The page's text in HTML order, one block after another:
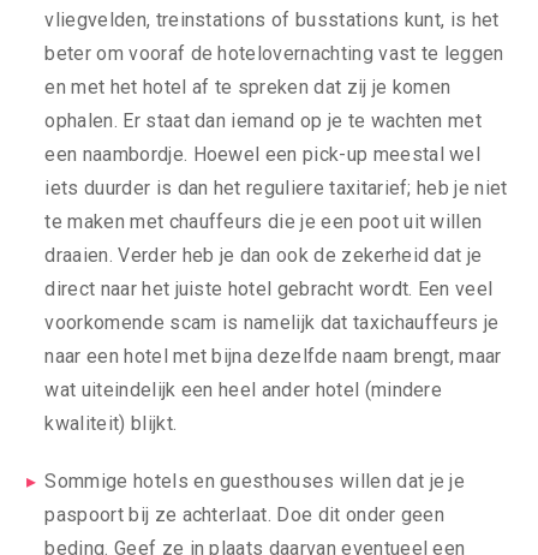
vliegvelden, treinstations of busstations kunt, is het
beter om vooraf de hotelovernachting vast te leggen
en met het hotel af te spreken dat zij je komen
ophalen. Er staat dan iemand op je te wachten met
een naambordje. Hoewel een pick-up meestal wel
iets duurder is dan het reguliere taxitarief; heb je niet
te maken met chauffeurs die je een poot uit willen
draaien. Verder heb je dan ook de zekerheid dat je
direct naar het juiste hotel gebracht wordt. Een veel
voorkomende scam is namelijk dat taxichauffeurs je
naar een hotel met bijna dezelfde naam brengt, maar
wat uiteindelijk een heel ander hotel (mindere
kwaliteit) blijkt.
Sommige hotels en guesthouses willen dat je je
paspoort bij ze achterlaat. Doe dit onder geen
beding. Geef ze in plaats daarvan eventueel een